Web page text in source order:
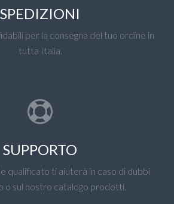
SPEDIZIONI
per la consegna del tuo ordine in
tutta Italia.
SUPPORTO
qualificato ti aiuterà in caso di dubbi
o sul nostro catalogo prodotti.